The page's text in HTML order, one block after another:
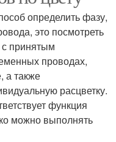
определить фазу,
это посмотреть
с принятым
проводах,
а также
расцветку.
функция
можно выполнять